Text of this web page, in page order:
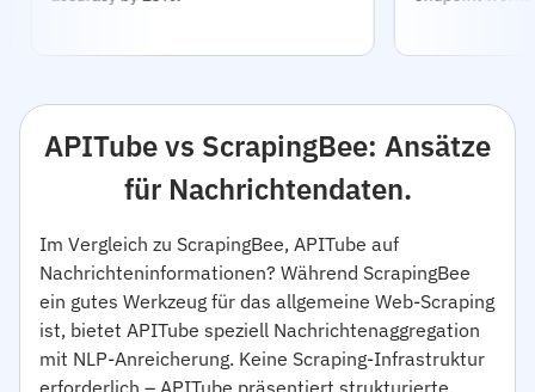
APITube vs ScrapingBee: Ansätze
für Nachrichtendaten.
Im Vergleich zu ScrapingBee, APITube auf
Nachrichteninformationen? Während ScrapingBee
ein gutes Werkzeug für das allgemeine Web-Scraping
ist, bietet APITube speziell Nachrichtenaggregation
mit NLP-Anreicherung. Keine Scraping-Infrastruktur
erforderlich – APITube präsentiert strukturierte,